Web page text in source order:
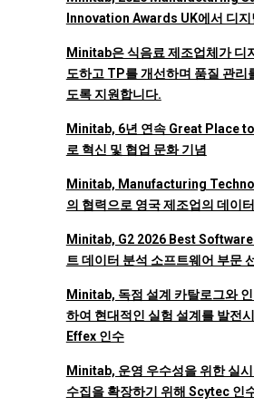
Innovation Awards UK에서 디지
Minitab은 식음료 제조업체가 디
도하고 TP를 개선하며 품질 관리
도록 지원합니다.
Minitab, 6년 연속 Great Place
로 혁신 및 협업 문화 기념
Minitab, Manufacturing
의 협력으로 영국 제조업의 데이
Minitab, G2 2026 Best
트 데이터 분석 소프트웨어 부문
Minitab, 독점 설계 카탈로그와
하여 현대적인 실험 설계를 발전
Effex 인수
Minitab, 운영 우수성을 위한 실
수집을 확장하기 위해 Scytec 인